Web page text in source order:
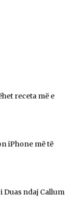
receta më e
iPhone më të
Duas ndaj Callum